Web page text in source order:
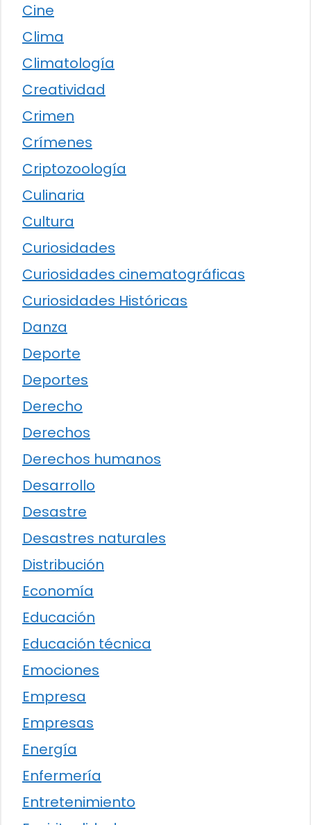
Cine
Clima
Climatología
Creatividad
Crimen
Crímenes
Criptozoología
Culinaria
Cultura
Curiosidades
Curiosidades cinematográficas
Curiosidades Históricas
Danza
Deporte
Deportes
Derecho
Derechos
Derechos humanos
Desarrollo
Desastre
Desastres naturales
Distribución
Economía
Educación
Educación técnica
Emociones
Empresa
Empresas
Energía
Enfermería
Entretenimiento